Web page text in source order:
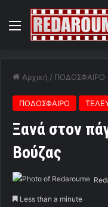
Menu
Αρχική / ΠΟΔΟΣΦΑΙΡΟ
ΠΟΔΟΣΦΑΙΡΟ
Ξανά στον
Βούζας
Less than a minute